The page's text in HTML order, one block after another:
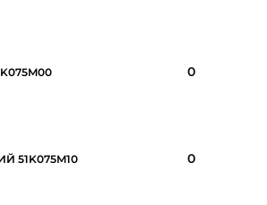
0
51K075M10 0